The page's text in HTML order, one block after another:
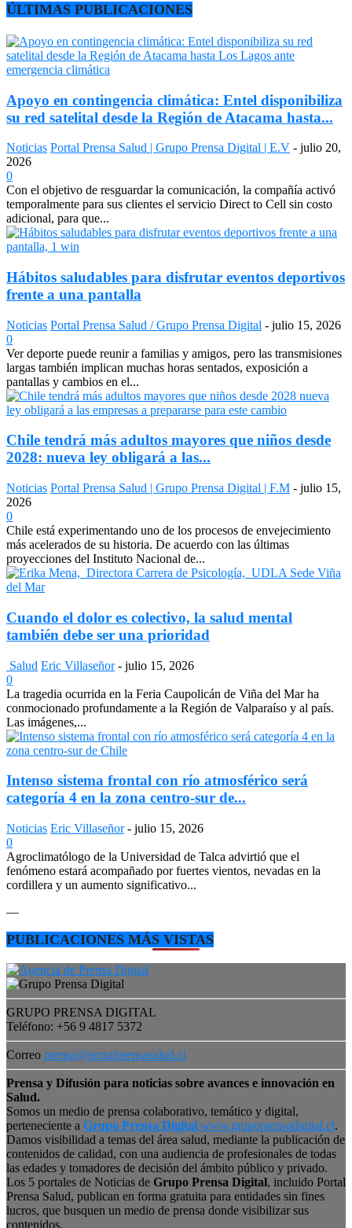
ÚLTIMAS PUBLICACIONES
Apoyo en contingencia climática: Entel disponibiliza
su red satelital desde la Región de Atacama hasta...
Noticias Portal Prensa Salud | Grupo Prensa Digital | E.V - julio 20,
2026
0
Con el objetivo de resguardar la comunicación, la compañía activó
temporalmente para sus clientes el servicio Direct to Cell sin costo
adicional, para que...
Hábitos saludables para disfrutar eventos deportivos
frente a una pantalla
Noticias Portal Prensa Salud / Grupo Prensa Digital - julio 15, 2026
0
Ver deporte puede reunir a familias y amigos, pero las transmisiones
largas también implican muchas horas sentados, exposición a
pantallas y cambios en el...
Chile tendrá más adultos mayores que niños desde
2028: nueva ley obligará a las...
Noticias Portal Prensa Salud | Grupo Prensa Digital | F.M - julio 15,
2026
0
Chile está experimentando uno de los procesos de envejecimiento
más acelerados de su historia. De acuerdo con las últimas
proyecciones del Instituto Nacional de...
Cuando el dolor es colectivo, la salud mental
también debe ser una prioridad
Salud Eric Villaseñor - julio 15, 2026
0
La tragedia ocurrida en la Feria Caupolicán de Viña del Mar ha
conmocionado profundamente a la Región de Valparaíso y al país.
Las imágenes,...
Intenso sistema frontal con río atmosférico será
categoría 4 en la zona centro-sur de...
Noticias Eric Villaseñor - julio 15, 2026
0
Agroclimatólogo de la Universidad de Talca advirtió que el
fenómeno estará acompañado por fuertes vientos, nevadas en la
cordillera y un aumento significativo...
—
PUBLICACIONES MÁS VISTAS
GRUPO PRENSA DIGITAL
Teléfono: +56 9 4817 5372
Correo prensa@portalprensasalud.cl
Prensa y Difusión para noticias sobre avances e innovación en
Salud.
Somos un medio de prensa colaborativo, temático y digital,
perteneciente a Grupo Prensa Digital www.grupoprensadigital.cl.
Damos visibilidad a temas del área salud, mediante la publicación de
contenidos de calidad, con una audiencia de profesionales de todas
las edades y tomadores de decisión del ámbito público y privado.
Los 5 portales de Noticias de Grupo Prensa Digital, incluido Portal
Prensa Salud, publican en forma gratuita para entidades sin fines
lucros, que busquen un medio de prensa donde visibilizar sus
contenidos.